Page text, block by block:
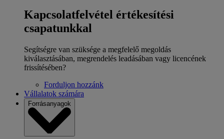
Kapcsolatfelvétel értékesítési
csapatunkkal
Segítségre van szüksége a megfelelő megoldás
kiválasztásában, megrendelés leadásában vagy licencének
frissítésében?
Forduljon hozzánk
Vállalatok számára
Forrásanyagok